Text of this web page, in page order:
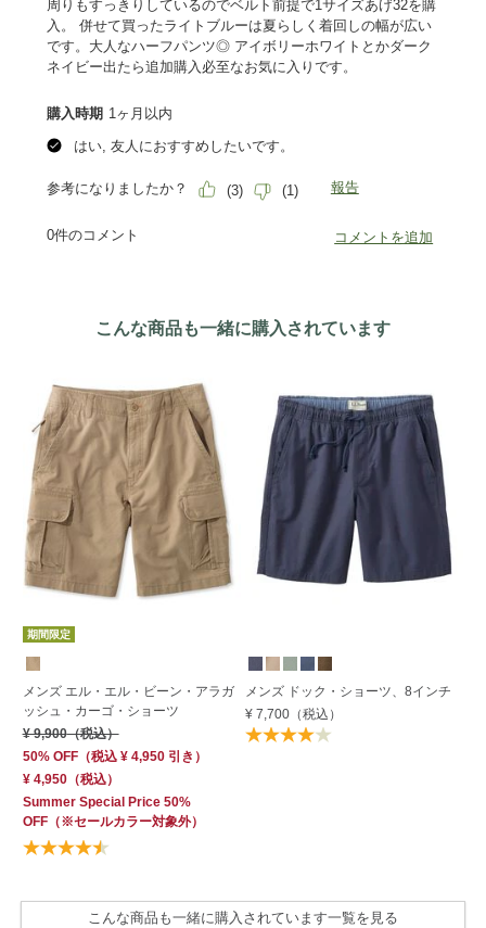
こんな商品も一緒に購入されています
期間限定
メンズ エル・エル・ビーン・アラガ
ッシュ・カーゴ・ショーツ
¥ 9,900（税込）
50% OFF（税込 ¥ 4,950引き）
¥ 4,950（税込）
Summer Special Price 50%
OFF（※セールカラー対象外）
メンズ ドック・ショーツ、8インチ
¥ 7,700 （税込）
こんな商品も一緒に購入されています一覧を見る